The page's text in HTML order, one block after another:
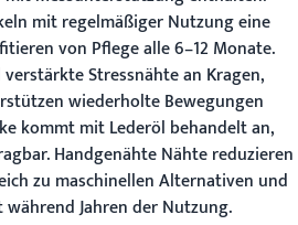
mit regelmäßiger Nutzung eine
von Pflege alle 6–12 Monate.
Stressnähte an Kragen,
wiederholte Bewegungen
kommt mit Lederöl behandelt an,
Handgenähte Nähte reduzieren
zu maschinellen Alternativen und
Jahren der Nutzung.